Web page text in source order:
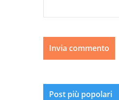
Post più popolari